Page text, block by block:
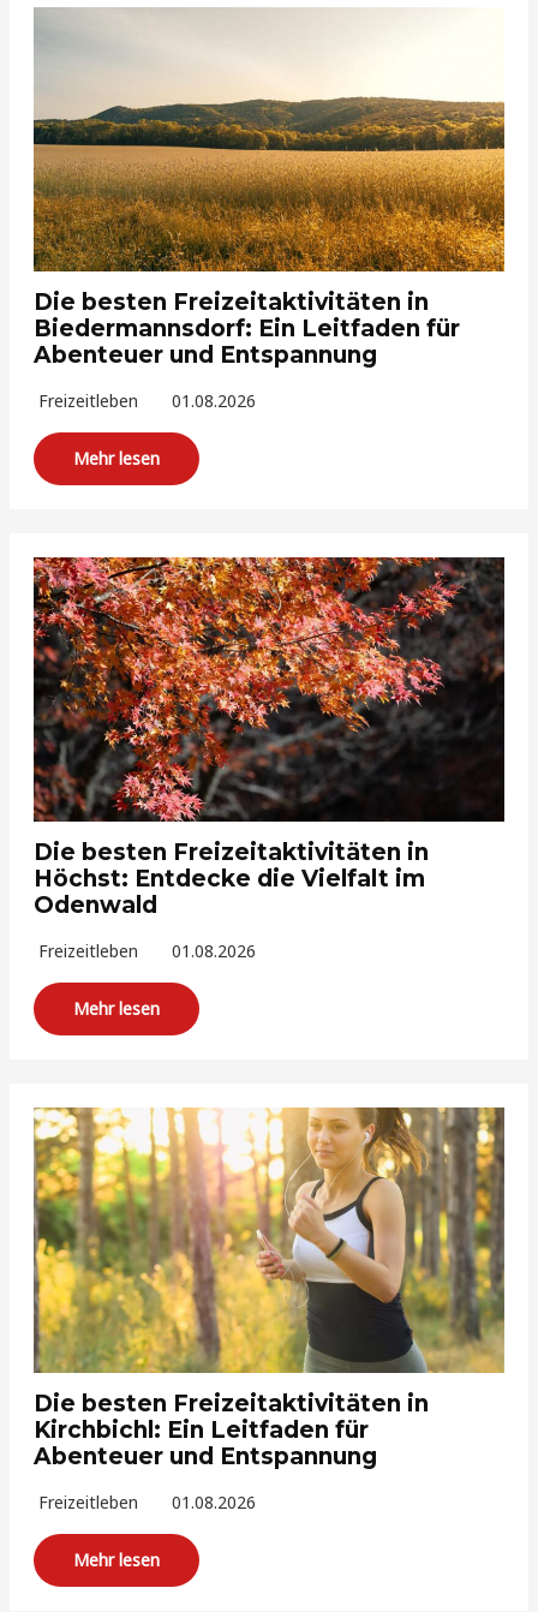
Die besten Freizeitaktivitäten in
Biedermannsdorf: Ein Leitfaden für
Abenteuer und Entspannung
Freizeitleben 01.08.2026
Mehr lesen
Die besten Freizeitaktivitäten in
Höchst: Entdecke die Vielfalt im
Odenwald
Freizeitleben 01.08.2026
Mehr lesen
Die besten Freizeitaktivitäten in
Kirchbichl: Ein Leitfaden für
Abenteuer und Entspannung
Freizeitleben 01.08.2026
Mehr lesen